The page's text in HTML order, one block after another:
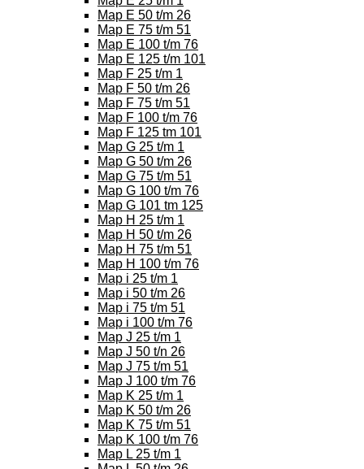
Map E 50 t/m 26
Map E 75 t/m 51
Map E 100 t/m 76
Map E 125 t/m 101
Map F 25 t/m 1
Map F 50 t/m 26
Map F 75 t/m 51
Map F 100 t/m 76
Map F 125 tm 101
Map G 25 t/m 1
Map G 50 t/m 26
Map G 75 t/m 51
Map G 100 t/m 76
Map G 101 tm 125
Map H 25 t/m 1
Map H 50 t/m 26
Map H 75 t/m 51
Map H 100 t/m 76
Map i 25 t/m 1
Map i 50 t/m 26
Map i 75 t/m 51
Map i 100 t/m 76
Map J 25 t/m 1
Map J 50 t/n 26
Map J 75 t/m 51
Map J 100 t/m 76
Map K 25 t/m 1
Map K 50 t/m 26
Map K 75 t/m 51
Map K 100 t/m 76
Map L 25 t/m 1